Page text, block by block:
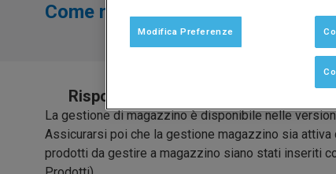
Come mai non mi funziona la
Risposta
La gestione di magazzino è disponibile nelle
Assicurarsi poi che la gestione magazzino sia
prodotti da gestire a magazzino siano stati inseriti
Modifica Preferenze